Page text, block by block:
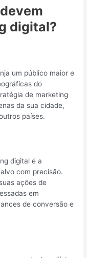
digital?
um público maior e
do
de marketing
da sua cidade,
países.
digital é a
com precisão.
ações de
em
de conversão e